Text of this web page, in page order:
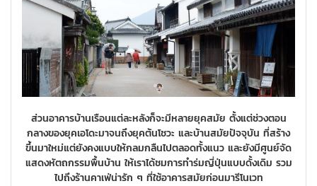
ส่วนอาคารบ้านเรือนแต่ละหลังก็จะมีหลายยุคสมัย ตั้งแต่ช่วงตอน
กลางของยุคเอโดะมาจนถึงยุคต้นโชวะ และบ้านสมัยปัจจุบัน ที่สร้าง
ขึ้นมาใหม่แต่ยังคงแบบให้กลมกลืนไปตลอดทั้งแนว และยังมีศูนย์จัด
แสดงหัตถกรรมพื้นบ้าน ให้เราได้ชมการทำร่มญี่ปุ่นแบบดั้งเดิม รวม
ไปถึงร้านคาเฟ่น่ารัก ๆ ที่ใช้อาคารสมัยก่อนมารีโนเวท